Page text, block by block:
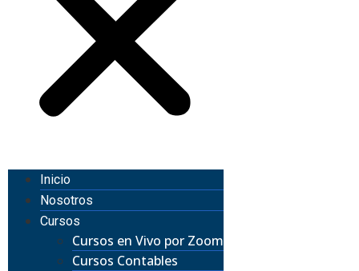
Inicio
Nosotros
Cursos
Cursos en Vivo por Zoom
Cursos Contables